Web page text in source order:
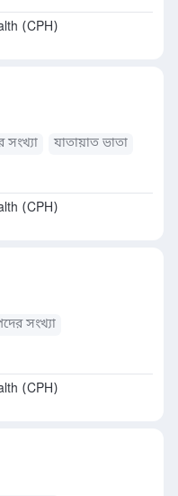
(CPH)
সংখ্যা
যাতায়াত ভাতা
(CPH)
সংখ্যা
(CPH)